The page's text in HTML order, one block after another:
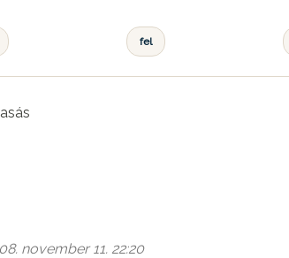
fel
november 11. 22:20